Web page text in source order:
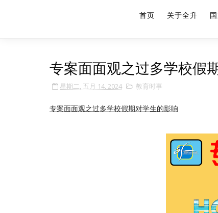
首页 关于全升
专案面面观之过多学校假
星期二, 五月 14, 2024 教育时事
专案面面观之过多学校假期对学生的影响